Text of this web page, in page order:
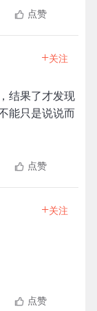
点赞
+关注
结果了才发现
能只是说说而
点赞
+关注
点赞